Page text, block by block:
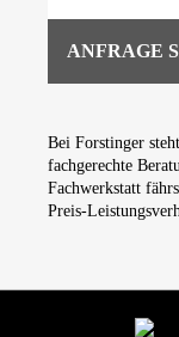
ANFRAGE
Bei Forstinger
fachgerechte
Fachwerkstatt
Preis-